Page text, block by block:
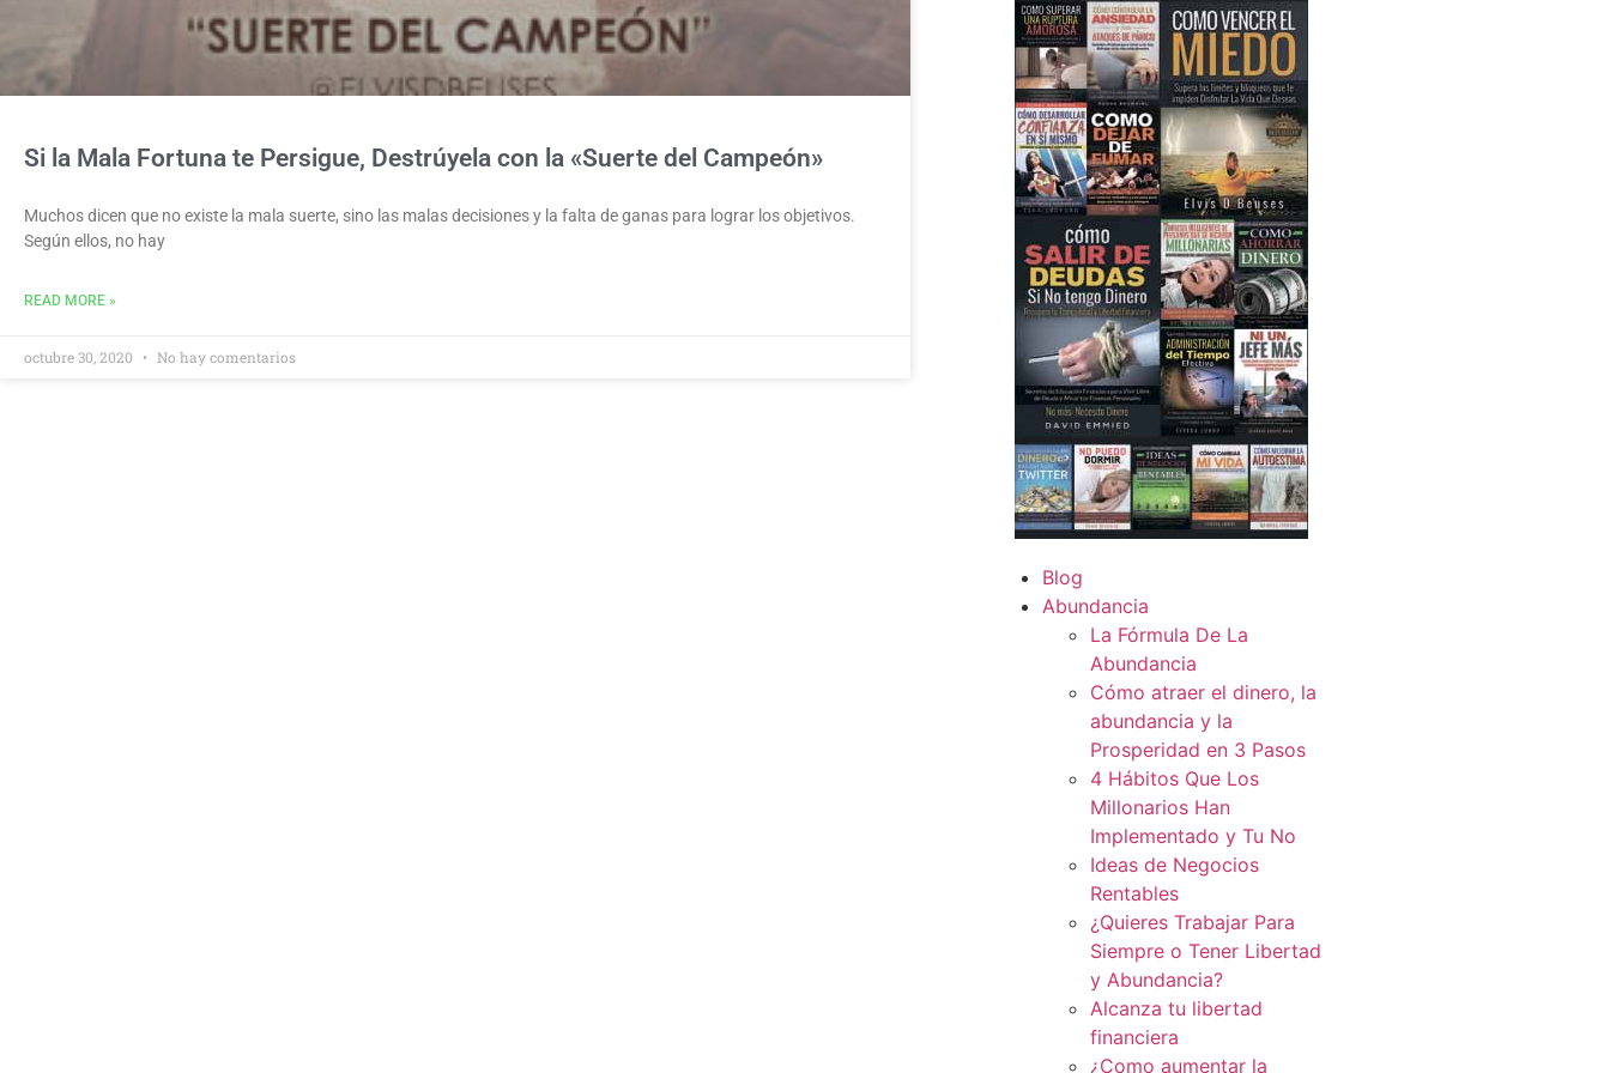
Si la Mala Fortuna te Persigue, Destrúyela con la «Suerte del Campeón»
Muchos dicen que no existe la mala suerte, sino las malas decisiones y la falta de ganas para lograr los objetivos.
Según ellos, no hay
READ MORE »
octubre 30, 2020 No hay comentarios
Blog
Abundancia
La Fórmula De La
Abundancia
Cómo atraer el dinero, la
abundancia y la
Prosperidad en 3 Pasos
4 Hábitos Que Los
Millonarios Han
Implementado y Tu No
Ideas de Negocios
Rentables
¿Quieres Trabajar Para
Siempre o Tener Libertad
y Abundancia?
Alcanza tu libertad
financiera
¿Como aumentar la